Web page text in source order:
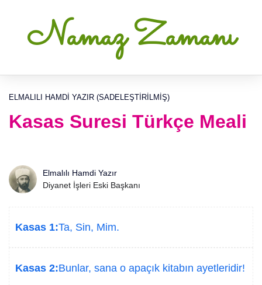
Namaz Zamanı
ELMALILI HAMDI YAZIR (SADELEŞTIRILMIŞ)
Kasas Suresi Türkçe Meali
Elmalılı Hamdi Yazır
Diyanet İşleri Eski Başkanı
Kasas 1:Ta, Sin, Mim.
Kasas 2:Bunlar, sana o apaçık kitabın ayetleridir!